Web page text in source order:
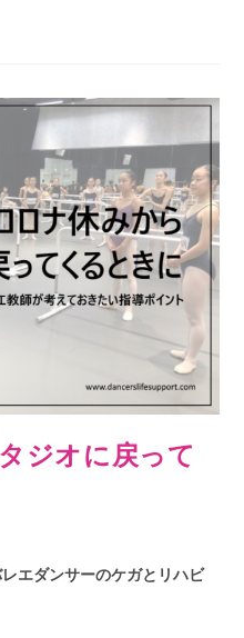
ジオに戻って
エダンサーのケガとリハビ